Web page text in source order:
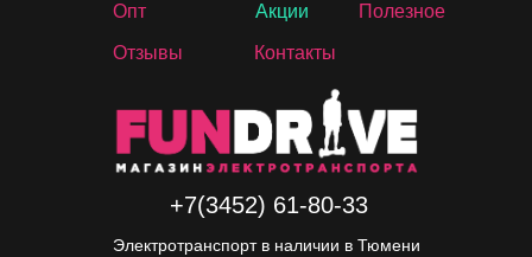
Опт
Отзывы
Акции
Контакты
+7(3452) 61-80-33
Электротранспорт в наличии в Тюмени
Полезное